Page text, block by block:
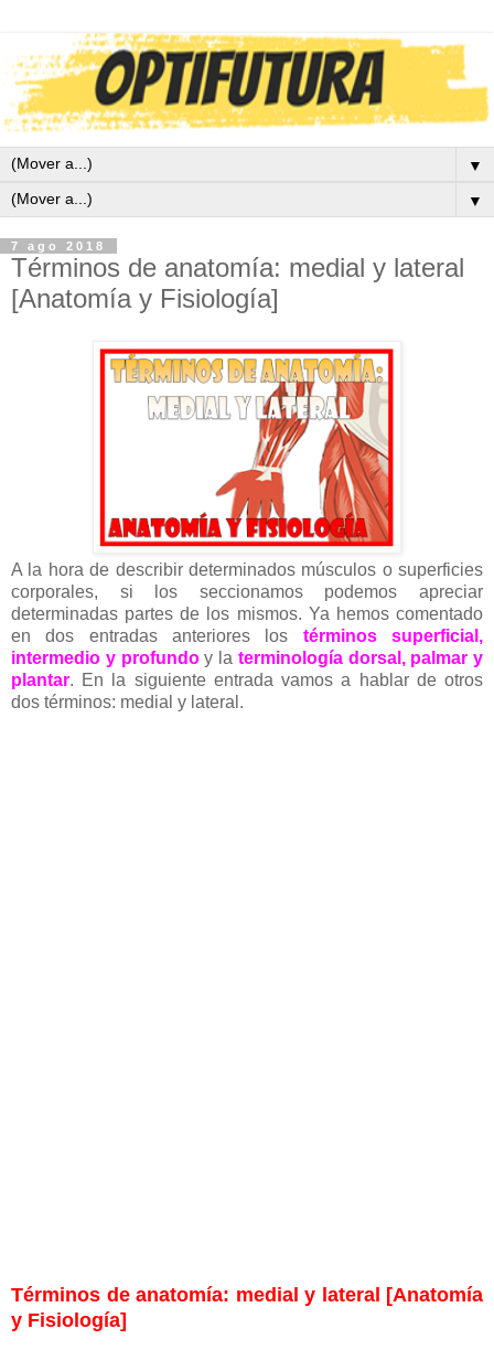
▼
▼
7 ago 2018
Términos de anatomía: medial y lateral
[Anatomía y Fisiología]
A la hora de describir determinados músculos o superficies
corporales, si los seccionamos podemos apreciar
determinadas partes de los mismos. Ya hemos comentado
en dos entradas anteriores los términos superficial,
intermedio y profundoy la terminología dorsal, palmar y
plantar. En la siguiente entrada vamos a hablar de otros
dos términos: medial y lateral.
Términos de anatomía: medial y lateral [Anatomía
y Fisiología]